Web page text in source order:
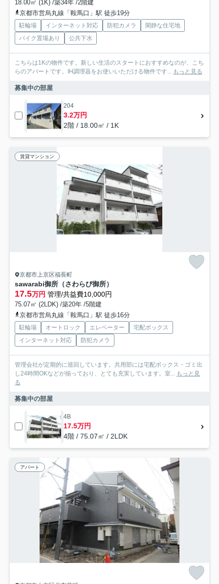
18.00㎡ (1K) /築34年 /2階建
京都市営烏丸線「鞍馬口」駅 徒歩19分
駐輪場 インターネット対応 防犯カメラ
閑静な住宅地
バイク置場あり
公共下水
こちらは1Kの物件です。新しい生活のスタートにおすすめなのが、こち
らのアパートです。IH調理器をお使いいただける物件です...
もっと見る
募集中の部屋
204
3.2万円
2階 / 18.00㎡ / 1K
賃貸マンション
京都市上京区福長町
sawarabi御所（さわらび御所）
17.5万円 管理/共益費10,000円
75.07㎡ (2LDK) /築20年 /5階建
京都市営烏丸線「鞍馬口」駅 徒歩16分
駐輪場 オートロック エレベーター
宅配ボックス
インターネット対応
防犯カメラ
管理会社が定期的に巡回しています。共用部には宅配ボックス・ゴミ出
し24時間OKなどが揃っており、とても充実しています。室...
もっと見
る
募集中の部屋
4B
17.5万円
4階 / 75.07㎡ / 2LDK
アパート